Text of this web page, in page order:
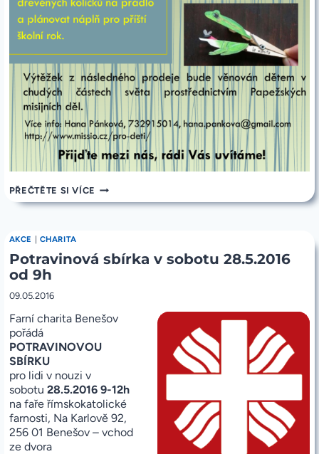
PŘEČTĚTE SI VÍCE POZVÁNKA
AKCE | CHARITA
Potravinová sbírka v sobotu 28.5.2016
od 9h
09.05.2016
Farní charita Benešov
pořádá
POTRAVINOVOU
SBÍRKU
pro lidi v nouzi v
sobotu 28.5.2016 9-12h
na faře římskokatolické
farnosti, Na Karlově 92,
256 01 Benešov – vchod
ze dvora